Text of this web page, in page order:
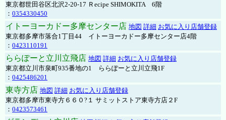
東京都世田谷区北沢2-20-17 Ｒecipe SHIMOKITA 6階
： 0354330450
イトーヨーカドー多摩センター店 地図 詳細 お気に入り店舗登録
東京都多摩市落合1丁目44 イトーヨーカドー多摩センター店4階
： 0423110191
ららぽーと立川立飛店 地図 詳細 お気に入り店舗登録
東京都立川市泉町935番地の1 ららぽーと立川立飛1F
： 0425486201
東寺方店 地図 詳細 お気に入り店舗登録
東京都多摩市東寺方６６０?１ サミットストア東寺方店２F
： 0423573461